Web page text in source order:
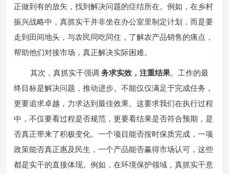
正做到有的放矢，找到解决问题的症结所在。例如，在乡村
振兴战略中，真抓实干并非坐在办公室里制定计划，而是要
走到田间地头，与农民同吃同住，了解农产品销售的痛点，
帮助他们对接市场，真正解决实际困难。
其次，真抓实干强调 务求实效，注重结果。工作的最
终目标是解决问题，推动进步。不能仅仅满足于完成任务，
更要追求卓越，力求达到最佳效果。这要求我们在执行过程
中，不仅要看过程是否规范，更要看结果是否符合预期，是
否真正带来了积极变化。一个项目能否按时保质完成，一项
政策能否真正惠及民生，一个产品能否赢得市场认可，这些
都是实干的直接体现。例如，在环境保护领域，真抓实干意